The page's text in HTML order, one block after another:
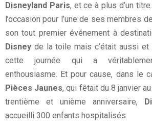
Disneyland Paris, et ce à plus d’un
l’occasion pour l’une de ses membres
son tout premier événement à
Disney de la toile mais c’était aussi
cette journée qui a
enthousiasme. Et pour cause, dans le
Pièces Jaunes, qui fêtait du 8 janvier
trentième et unième anniversaire,
accueilli 300 enfants hospitalisés.